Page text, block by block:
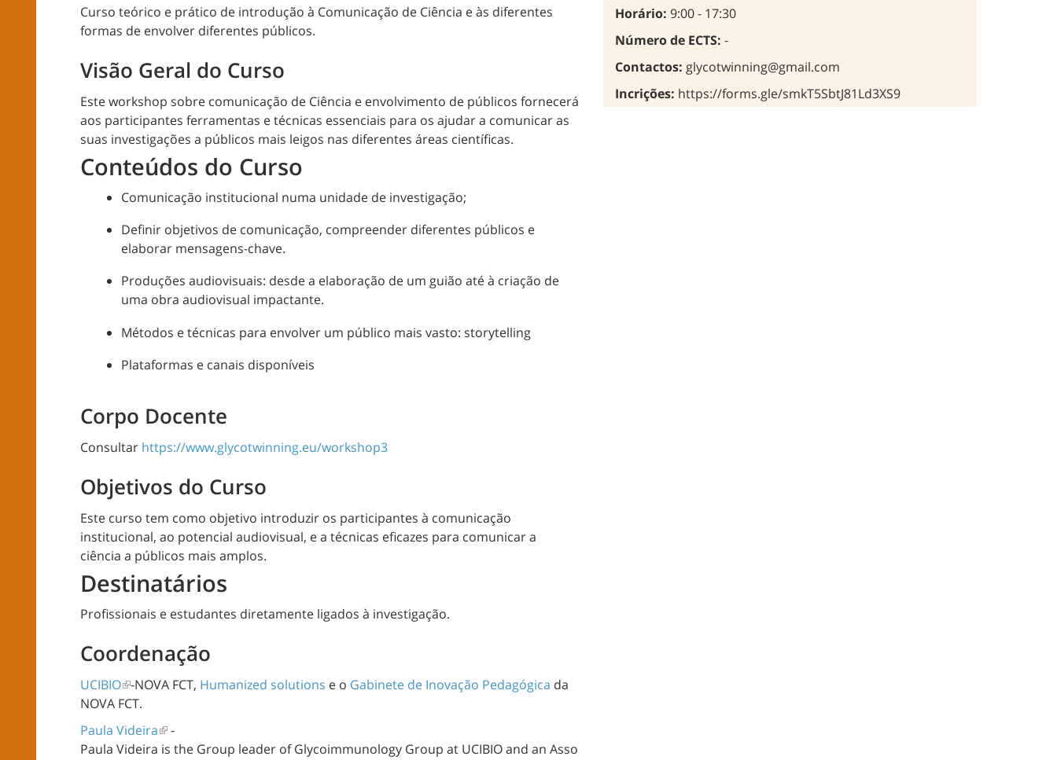
Curso teórico e prático de introdução à Comunicação de Ciência e às diferentes
formas de envolver diferentes públicos.
Visão Geral do Curso
Este workshop sobre comunicação de Ciência e envolvimento de públicos fornecerá
aos participantes ferramentas e técnicas essenciais para os ajudar a comunicar as
suas investigações a públicos mais leigos nas diferentes áreas científicas.
Conteúdos do Curso
Comunicação institucional numa unidade de investigação;
Definir objetivos de comunicação, compreender diferentes públicos e
elaborar mensagens-chave.
Produções audiovisuais: desde a elaboração de um guião até à criação de
uma obra audiovisual impactante.
Métodos e técnicas para envolver um público mais vasto: storytelling
Plataformas e canais disponíveis
Corpo Docente
Consultar https://www.glycotwinning.eu/workshop3
Objetivos do Curso
Este curso tem como objetivo introduzir os participantes à comunicação
institucional, ao potencial audiovisual, e a técnicas eficazes para comunicar a
ciência a públicos mais amplos.
Destinatários
Profissionais e estudantes diretamente ligados à investigação.
Coordenação
UCIBIO -NOVA FCT, Humanized solutions e o Gabinete de Inovação Pedagógica da
NOVA FCT.
Paula Videira
-
Paula Videira is the Group leader of Glycoimmunology Group at UCIBIOand an Asso
Horário: 9:00 - 17:30
Número de ECTS: -
Contactos: glycotwinning@gmail.com
Incrições: https://forms.gle/smkT5SbtJ81Ld3XS9